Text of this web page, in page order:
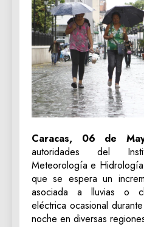
Caracas, 06 de
autoridades del
Meteorología e
que se espera un
asociada a lluvias o
eléctrica ocasional
noche en diversas